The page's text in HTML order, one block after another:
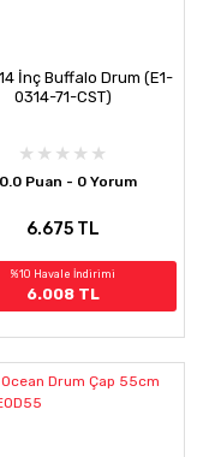
İnç Buffalo Drum (E1-
0314-71-CST)
0.0 Puan - 0 Yorum
6.675 TL
%10 Havale İndirimi
6.008 TL